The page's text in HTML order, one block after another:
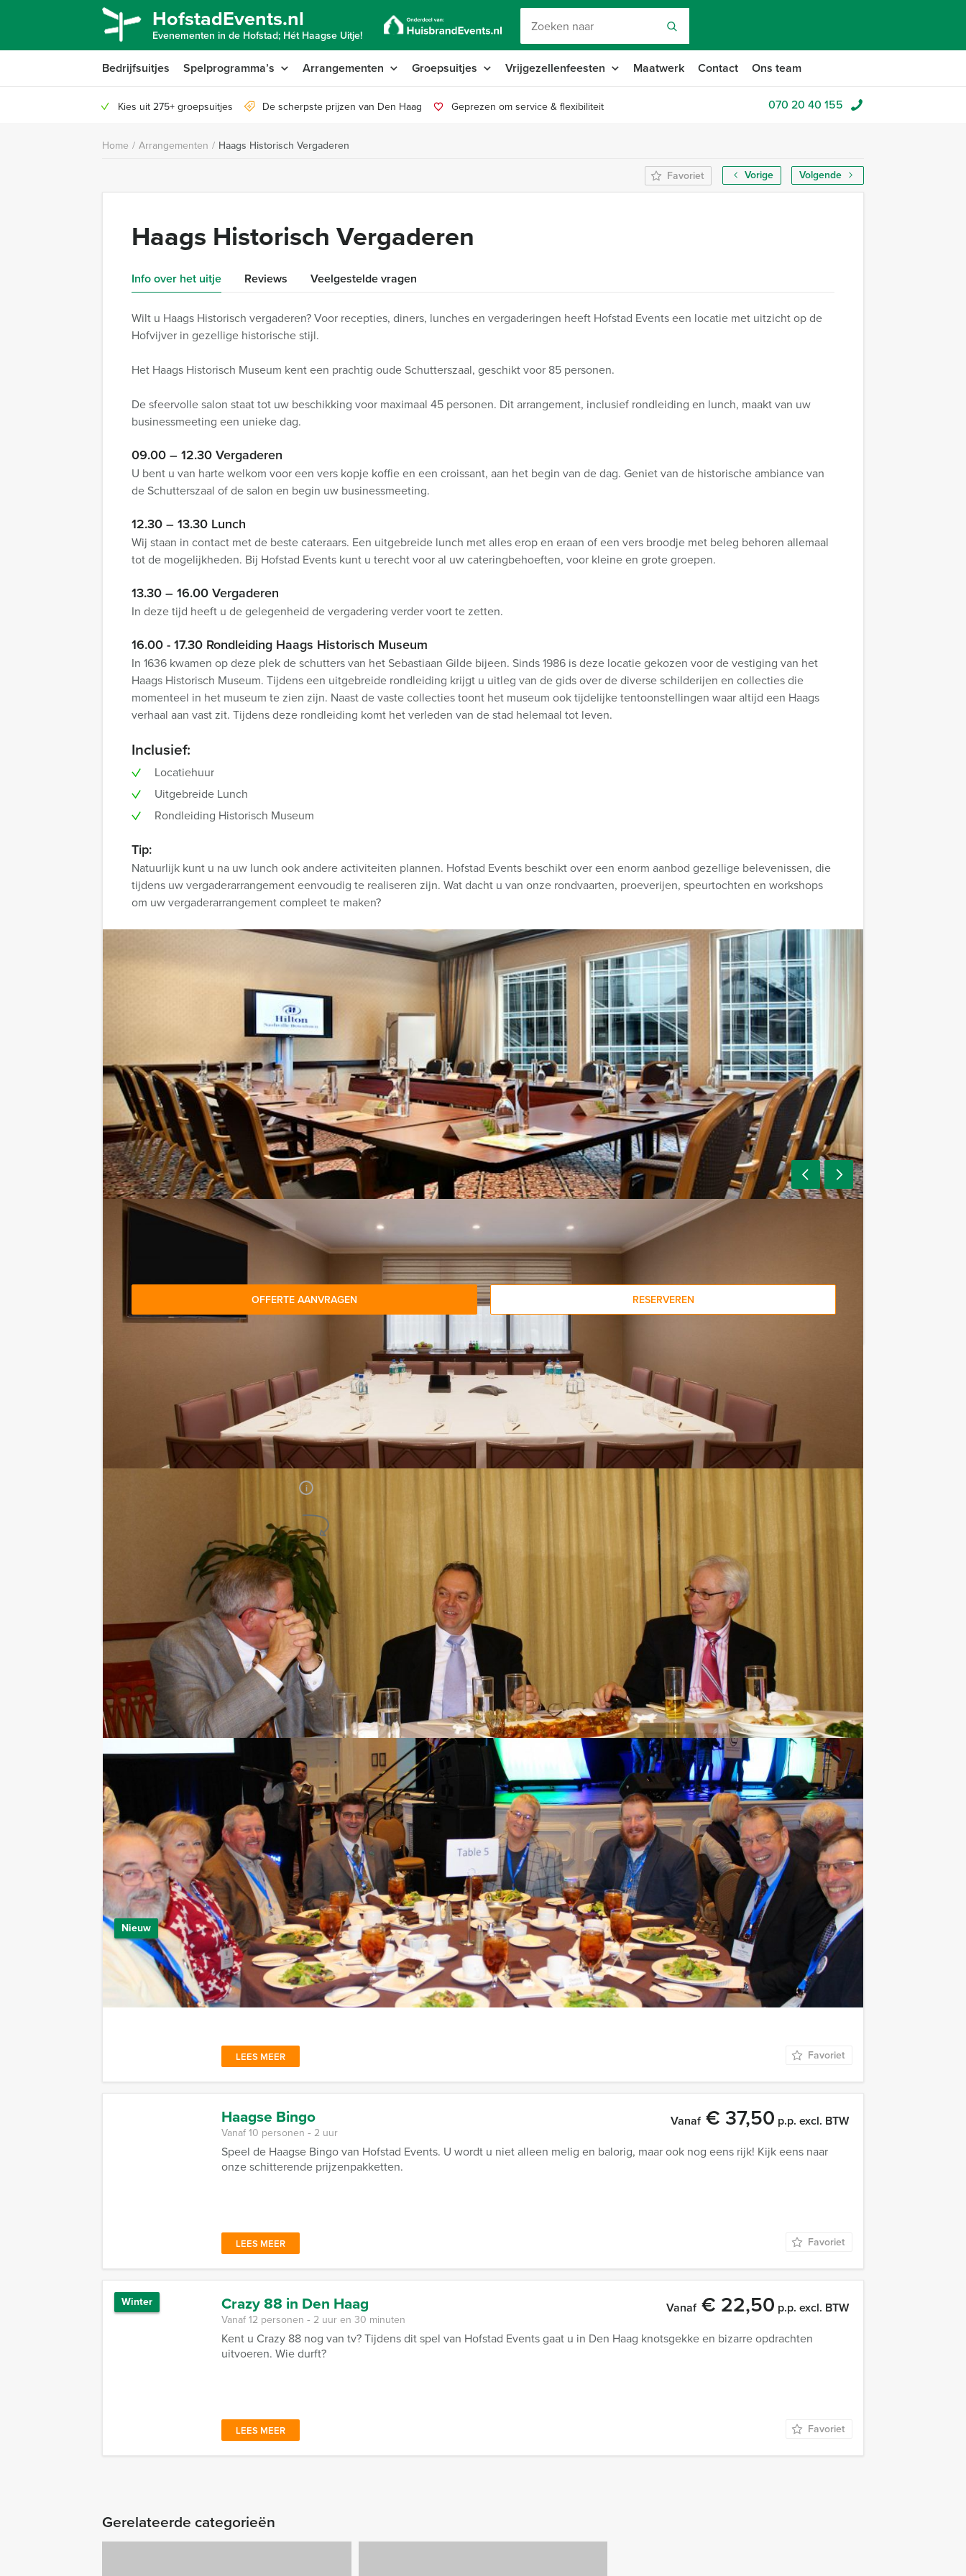
HofstadEvents.nl
Evenementen in de Hofstad; Hét Haagse Uitje!
Bedrijfsuitjes Spelprogramma’s Arrangementen Groepsuitjes Vrijgezellenfeesten Maatwerk Contact Ons team
Kies uit 275+ groepsuitjes De scherpste prijzen van Den Haag Geprezen om service & flexibiliteit 070 20 40 155
Home / Arrangementen / Haags Historisch Vergaderen
Vorige
Volgende
Favoriet
Jouw uitje
Vanaf
€ 99,50 p.p. excl.
BTW
Duur:
8 uur en 30 minuten
i
OFFERTE AANVRAGEN
RESERVEREN
Ik heb een vraag over dit uitje
Hulp nodig bij het
kiezen?
070 20 40 155
Bel mij terug
Bekijk printbare versie
Haags Historisch Vergaderen
Info over het uitje Reviews Veelgestelde vragen
Wilt u Haags Historisch vergaderen? Voor recepties, diners, lunches en vergaderingen heeft Hofstad Events een locatie met uitzicht op de
Hofvijver in gezellige historische stijl.
Het Haags Historisch Museum kent een prachtig oude Schutterszaal, geschikt voor 85 personen.
De sfeervolle salon staat tot uw beschikking voor maximaal 45 personen. Dit arrangement, inclusief rondleiding en lunch, maakt van uw
businessmeeting een unieke dag.
09.00 – 12.30 Vergaderen
U bent u van harte welkom voor een vers kopje koffie en een croissant, aan het begin van de dag. Geniet van de historische ambiance van
de Schutterszaal of de salon en begin uw businessmeeting.
12.30 – 13.30 Lunch
Wij staan in contact met de beste cateraars. Een uitgebreide lunch met alles erop en eraan of een vers broodje met beleg behoren allemaal
tot de mogelijkheden. Bij Hofstad Events kunt u terecht voor al uw cateringbehoeften, voor kleine en grote groepen.
13.30 – 16.00 Vergaderen
In deze tijd heeft u de gelegenheid de vergadering verder voort te zetten.
16.00 - 17.30 Rondleiding Haags Historisch Museum
In 1636 kwamen op deze plek de schutters van het Sebastiaan Gilde bijeen. Sinds 1986 is deze locatie gekozen voor de vestiging van het
Haags Historisch Museum. Tijdens een uitgebreide rondleiding krijgt u uitleg van de gids over de diverse schilderijen en collecties die
momenteel in het museum te zien zijn. Naast de vaste collecties toont het museum ook tijdelijke tentoonstellingen waar altijd een Haags
verhaal aan vast zit. Tijdens deze rondleiding komt het verleden van de stad helemaal tot leven.
Inclusief:
Locatiehuur
Uitgebreide Lunch
Rondleiding Historisch Museum
Tip:
Natuurlijk kunt u na uw lunch ook andere activiteiten plannen. Hofstad Events beschikt over een enorm aanbod gezellige belevenissen, die
tijdens uw vergaderarrangement eenvoudig te realiseren zijn. Wat dacht u van onze rondvaarten, proeverijen, speurtochten en workshops
om uw vergaderarrangement compleet te maken?
OFFERTE AANVRAGEN RESERVEREN
Combineer dit uitje met:
De Alleskunner in Den Haag!
Nieuw Vanaf€ 29,50 p.p. excl. BTW
Vanaf 12 personen ‐ 2 uur en 30 minuten
Geïnspireerd door de spectaculaire, gelijknamige spelshow presenteert Hofstad Events: De alleskunner! in Den Haag!
LEES MEER Favoriet
Haagse Bingo Vanaf€ 37,50 p.p. excl. BTW
Vanaf 10 personen ‐ 2 uur
Speel de Haagse Bingo van Hofstad Events. U wordt u niet alleen melig en balorig, maar ook nog eens rijk! Kijk eens naar
onze schitterende prijzenpakketten.
LEES MEER Favoriet
Crazy 88 in Den Haag
Winter Vanaf€ 22,50 p.p. excl. BTW
Vanaf 12 personen ‐ 2 uur en 30 minuten
Kent u Crazy 88 nog van tv? Tijdens dit spel van Hofstad Events gaat u in Den Haag knotsgekke en bizarre opdrachten
uitvoeren. Wie durft?
LEES MEER Favoriet
Gerelateerde categorieën